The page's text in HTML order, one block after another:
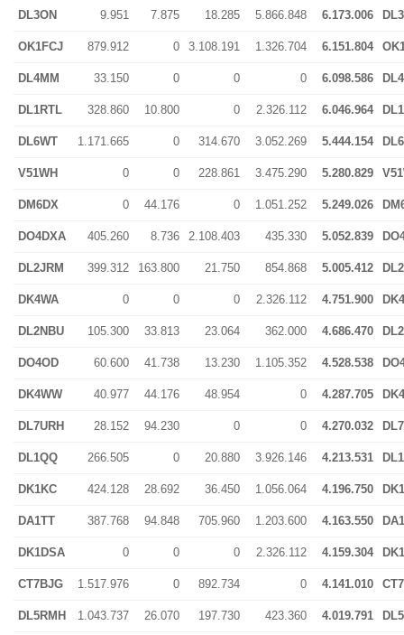
DL3ON 9.951 7.875 18.285 5.866.848 6.173.006
OK1FCJ 879.912 0 3.108.191 1.326.704 6.151.804
DL4MM 33.150 0 0 0 6.098.586
DL1RTL 328.860 10.800 0 2.326.112 6.046.964
DL6WT 1.171.665 0 314.670 3.052.269 5.444.154
V51WH 0 0 228.861 3.475.290 5.280.829
DM6DX 0 44.176 0 1.051.252 5.249.026
DO4DXA 405.260 8.736 2.108.403 435.330 5.052.839
DL2JRM 399.312 163.800 21.750 854.868 5.005.412
DK4WA 0 0 0 2.326.112 4.751.900
DL2NBU 105.300 33.813 23.064 362.000 4.686.470
DO4OD 60.600 41.738 13.230 1.105.352 4.528.538
DK4WW 40.977 44.176 48.954 0 4.287.705
DL7URH 28.152 94.230 0 0 4.270.032
DL1QQ 266.505 0 20.880 3.926.146 4.213.531
DK1KC 424.128 28.692 36.450 1.056.064 4.196.750
DA1TT 387.768 94.848 705.960 1.203.600 4.163.550
DK1DSA 0 0 0 2.326.112 4.159.304
CT7BJG 1.517.976 0 892.734 0 4.141.010
DL5RMH 1.043.737 26.070 197.730 423.360 4.019.791